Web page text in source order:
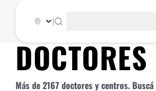
Más de 2167 doctores y centros.